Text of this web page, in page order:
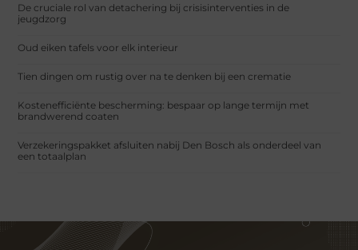
De cruciale rol van detachering bij crisisinterventies in de
jeugdzorg
Oud eiken tafels voor elk interieur
Tien dingen om rustig over na te denken bij een crematie
Kostenefficiënte bescherming: bespaar op lange termijn met
brandwerend coaten
Verzekeringspakket afsluiten nabij Den Bosch als onderdeel van
een totaalplan